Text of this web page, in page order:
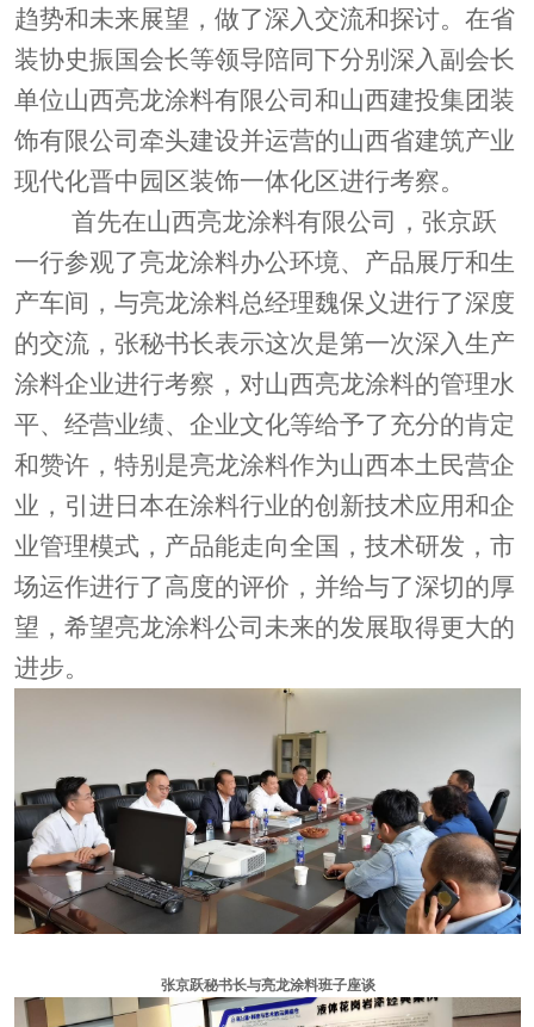
趋势和未来展望，做了深入交流和探讨。在省
装协史振国会长等领导陪同下分别深入副会长
单位山西亮龙涂料有限公司和山西建投集团装
饰有限公司牵头建设并运营的山西省建筑产业
现代化晋中园区装饰一体化区进行考察。
首先在山西亮龙涂料有限公司 ，张京跃
一行参观了亮龙涂料办公环境、产品展厅和生
产车间，与亮龙涂料总经理魏保义进行了深度
的交流，张秘书长表示这次是第一次深入生产
涂料企业进行考察，对山西亮龙涂料的管理水
平、经营业绩、企业文化等给予了充分的肯定
和赞许，特别是亮龙涂料作为山西本土民营企
业 ， 引进日本在涂料行业的创新技术应用和企
业管理模式， 产品能走向全国 ，技术研发，市
场运作进行了高度的评价，并给与了深切的厚
望 ，希望亮龙涂料公司未来的发展取得更大的
进步。
张京跃秘书长与亮龙涂料班子座谈